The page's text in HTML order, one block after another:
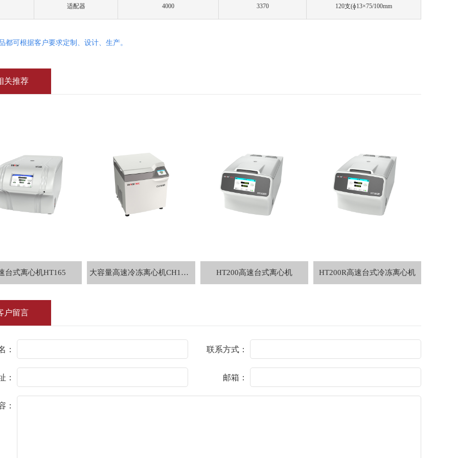
适配器 4000 3370 120支(ɸ13×75/100mm
都可根据客户要求定制、设计、生产。
关推荐
台式离心机HT165 大容量高速冷冻离心机CH100R HT200高速台式离心机 HT200R高速台式冷冻离心机
户留言
： 联系方式：
： 邮箱：
：